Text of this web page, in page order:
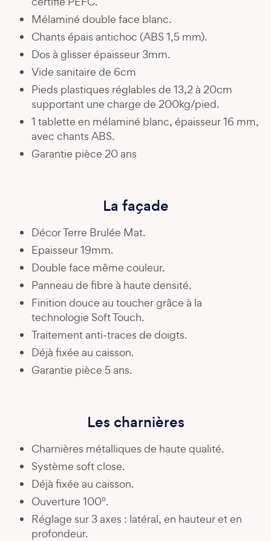
Mélaminé double face blanc.
Chants épais antichoc (ABS 1,5 mm).
Dos à glisser épaisseur 3mm.
Vide sanitaire de 6cm
Pieds plastiques réglables de 13,2 à 20cm
supportant une charge de 200kg/pied.
1 tablette en mélaminé blanc, épaisseur 16 mm,
avec chants ABS.
Garantie pièce 20 ans
La façade
Décor Terre Brulée Mat.
Epaisseur 19mm.
Double face même couleur.
Panneau de fibre à haute densité.
Finition douce au toucher grâce à la
technologie Soft Touch.
Traitement anti-traces de doigts.
Déjà fixée au caisson.
Garantie pièce 5 ans.
Les charnières
Charnières métalliques de haute qualité.
Système soft close.
Déjà fixée au caisson.
Ouverture 100°.
Réglage sur 3 axes : latéral, en hauteur et en
profondeur.